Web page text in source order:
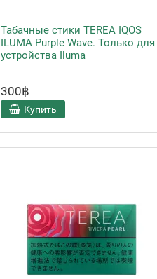
Табачные стики TEREA IQOS
ILUMA Purple Wave. Только для
устройства Iluma
300฿
Купить